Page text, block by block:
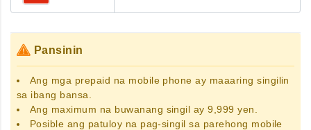
Pansinin
Ang mga prepaid na mobile phoneay maaaring singilin
sa ibang bansa.
Ang maximum na buwanang singil ay 9,999 yen.
Posible ang patuloy na pag-singil sa parehong mobile